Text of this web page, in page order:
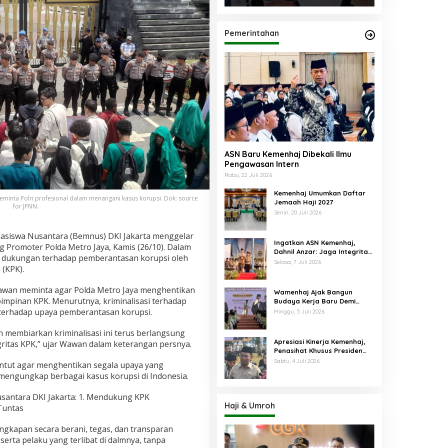
Polri profesional dalam menangani kasus korupsi. Dok: source
for JPNN.
Nusantara (Bemnus) DKI Jakarta menggelar
Promoter Polda Metro Jaya, Kamis (26/10). Dalam
terhadap pemberantasan korupsi oleh
meminta agar Polda Metro Jaya menghentikan
KPK. Menurutnya, kriminalisasi terhadap
upaya pemberantasan korupsi.
membiarkan kriminalisasi ini terus berlangsung
KPK,” ujar Wawan dalam keterangan persnya.
agar menghentikan segala upaya yang
berbagai kasus korupsi di Indonesia.
DKI Jakarta: 1. Mendukung KPK
secara berani, tegas, dan transparan
pelaku yang terlibat di dalmnya, tanpa
Pemerintahan
ASN Baru Kemenhaj Dibekali Ilmu
Pengawasan Intern
Rabu, 22 Juli 2026
Kemenhaj Umumkan Daftar
Jemaah Haji 2027
Senin, 20 Juli 2026
Ingatkan ASN Kemenhaj,
Dahnil Anzar: Jaga Integritas,
Hentikan Praktik Menjadikan
Selasa, 7 Juli 2026
Wamenhaj Ajak Bangun
Budaya Kerja Baru Demi
Pelayanan Terbaik bagi
Minggu, 5 Juli 2026
Apresiasi Kinerja Kemenhaj,
Penasihat Khusus Presiden
Nilai Transisi
Sabtu, 4 Juli 2026
Haji & Umroh